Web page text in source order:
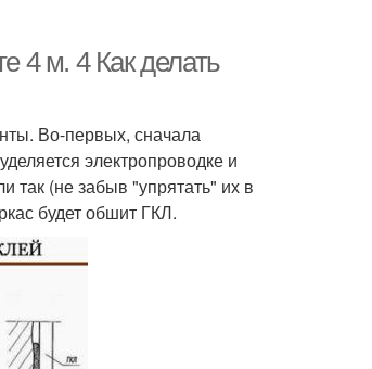
4 м. 4 Как делать
Во-первых, сначала
электропроводке и
так (не забыв "упрятать" их в
будет обшит ГКЛ.